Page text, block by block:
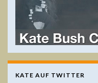
KATE AUF TWITTER